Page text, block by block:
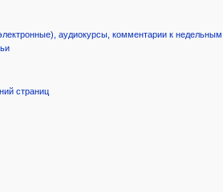
аудиокурсы, комментарии к недельным
страниц